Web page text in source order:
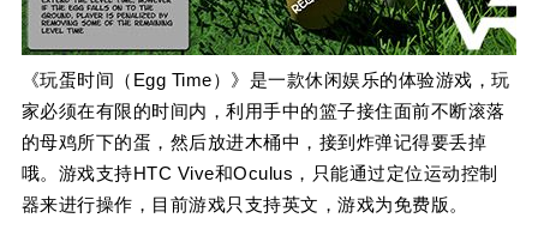
《玩蛋时间（Egg Time）》是一款休闲娱乐的体验游戏，玩
家必须在有限的时间内，利用手中的篮子接住面前不断滚落
的母鸡所下的蛋，然后放进木桶中，接到炸弹记得要丢掉
哦。游戏支持HTC Vive和Oculus，只能通过定位运动控制
器来进行操作，目前游戏只支持英文，游戏为免费版。